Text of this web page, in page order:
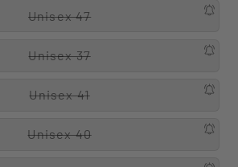
Unisex 47
Unisex 37
Unisex 41
Unisex 40